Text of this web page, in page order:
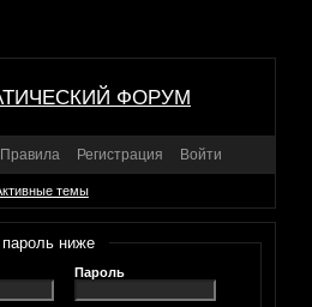
ФОРУМ
Правила Регистрация Войти
темы
ниже
Пароль